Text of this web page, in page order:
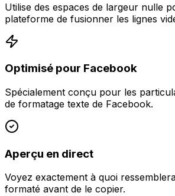
Utilise des espaces de largeur nulle
plateforme de fusionner les lignes
Optimisé pour Facebook
Spécialement conçu pour les
de formatage texte de Facebook.
Aperçu en direct
Voyez exactement à quoi
formaté avant de le copier.